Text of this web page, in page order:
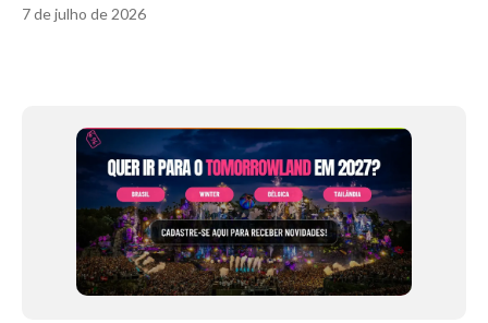
7 de julho de 2026